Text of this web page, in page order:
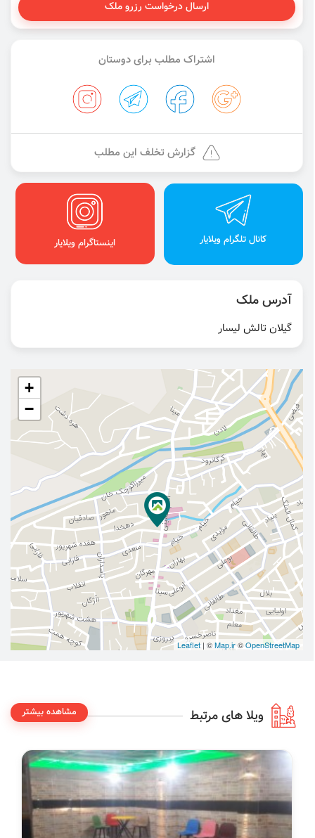
ارسال درخواست رزرو ملک
اشتراک مطلب برای دوستان
گزارش تخلف این مطلب
کانال تلگرام ویلایار اینستاگرام ویلایار
آدرس ملک
گیلان تالش لیسار
+
−
Leaflet | ©Map.ir©OpenStreetMap
ویلا های مرتبط مشاهده بیشتر